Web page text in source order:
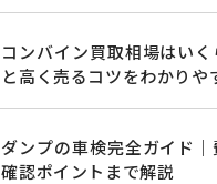
コンバイン買取相場はい
と高く売るコツをわかりや
ダンプの車検完全ガイド｜
確認ポイントまで解説